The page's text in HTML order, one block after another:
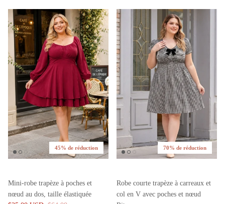
45% de réduction
Mini-robe trapèze à poches et
nœud au dos, taille élastiquée
70% de réduction
Robe courte trapèze à carreaux et
col en V avec poches et nœud